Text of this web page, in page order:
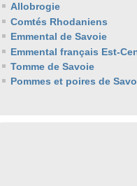
Allobrogie
Comtés Rhodaniens
Emmental de Savoie
Emmental français Est-
Tomme de Savoie
Pommes et poires de